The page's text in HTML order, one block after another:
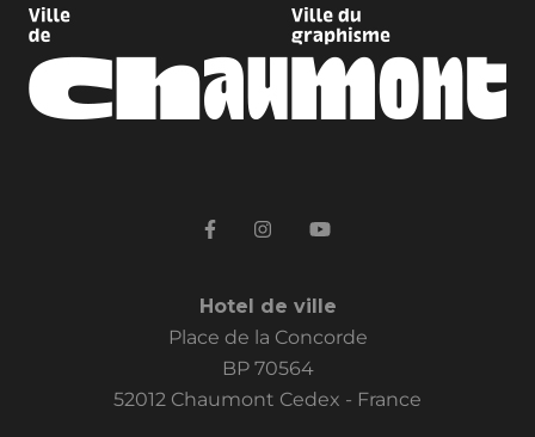
Hotel de ville
Place de la Concorde
BP 70564
52012 Chaumont Cedex - France